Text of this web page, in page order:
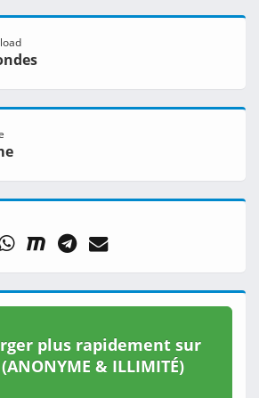
plus rapidement sur
(ANONYME & ILLIMITÉ)